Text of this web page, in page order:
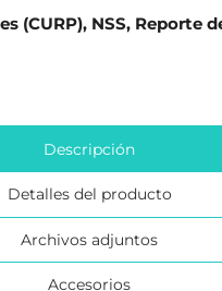
(CURP), NSS, Reporte
Descripción
Detalles del producto
Archivos adjuntos
Accesorios